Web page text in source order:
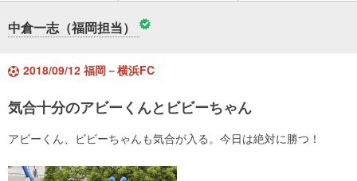
中倉一志（福岡担当）
2018/09/12 福岡－横浜FC
気合十分のアビーくんとビビーちゃん
アビーくん、ビビーちゃんも気合が入る。今日は絶対に勝つ！